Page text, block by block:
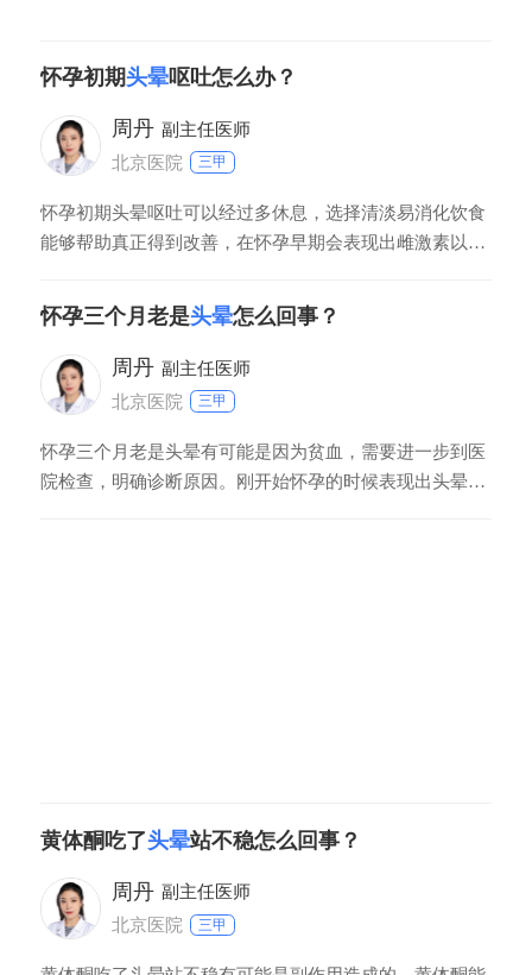
怀孕初期头晕呕吐怎么办？
周丹 副主任医师
北京医院
三甲
怀孕初期头晕呕吐可以经过多休息，选择清淡易消化饮食
能够帮助真正得到改善，在怀孕早期会表现出雌激素以及
孕反应。如果呕吐症状比较严重时，还可以经过静脉注射
营养药物进行治疗。在怀孕前三个月可以口服叶酸，能够
预防胎儿表现出神经畸形，需要多休息，防止太过劳累。
怀孕三个月老是头晕怎么回事？
周丹 副主任医师
北京医院
三甲
怀孕三个月老是头晕有可能是因为贫血，需要进一步到医
院检查，明确诊断原因。刚开始怀孕的时候表现出头晕是
黄体酮吃了头晕站不稳怎么回事？
周丹 副主任医师
北京医院
三甲